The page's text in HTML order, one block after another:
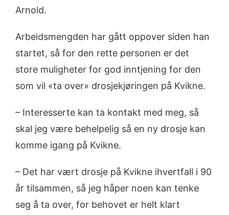
Arnold.
Arbeidsmengden har gått oppover siden han
startet, så for den rette personen er det
store muligheter for god inntjening for den
som vil «ta over» drosjekjøringen på Kvikne.
– Interesserte kan ta kontakt med meg, så
skal jeg være behelpelig så en ny drosje kan
komme igang på Kvikne.
– Det har vært drosje på Kvikne ihvertfall i 90
år tilsammen, så jeg håper noen kan tenke
seg å ta over, for behovet er helt klart